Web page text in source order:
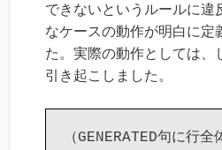
できないというルールに違
なケースの動作が明白に定
た。実際の動作としては、
引き起こしました。
（GENERATED句に行